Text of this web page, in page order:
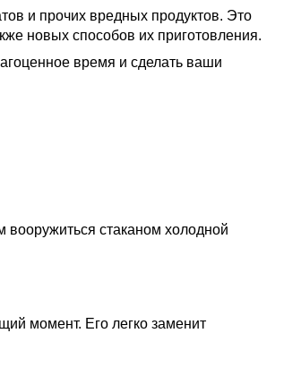
и прочих вредных продуктов. Это
новых способов их приготовления.
время и сделать ваши
вооружиться стаканом холодной
момент. Его легко заменит